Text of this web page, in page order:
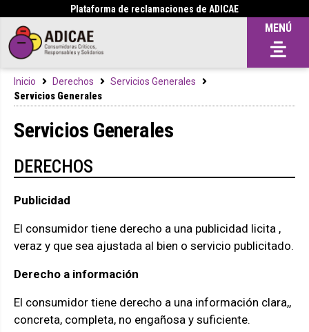
Plataforma de reclamaciones de ADICAE
MENÚ
Inicio Derechos
Servicios Generales
Servicios Generales
Servicios Generales
DERECHOS
Publicidad
El consumidor tiene derecho a una publicidad licita ,
veraz y que sea ajustada al bien o servicio publicitado.
Derecho a información
El consumidor tiene derecho a una información clara,,
concreta, completa, no engañosa y suficiente.